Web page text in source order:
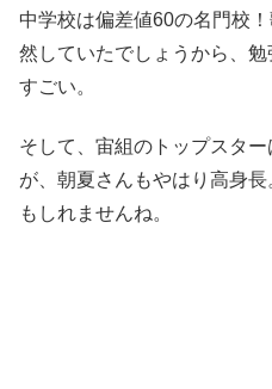
中学校は偏差値60の名門校
然していたでしょうから、勉
すごい。
そして、宙組のトップスタ
が、朝夏さんもやはり高身
もしれませんね。